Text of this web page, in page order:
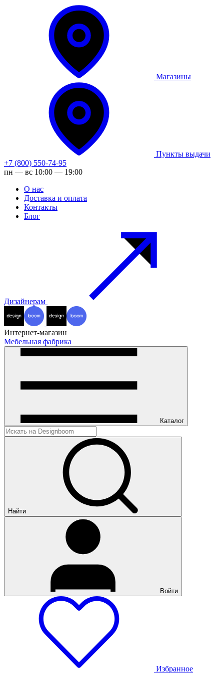
Магазины
Пункты выдачи
+7 (800) 550-74-95
пн — вс 10:00 — 19:00
О нас
Доставка и оплата
Контакты
Блог
Дизайнерам
Интернет-магазин
Мебельная фабрика
Каталог
Найти
Войти
Избранное